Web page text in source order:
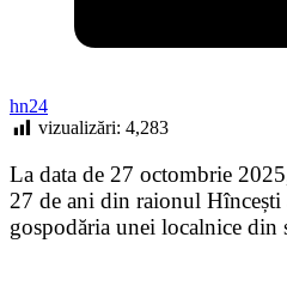
hn24
vizualizări: 4,283
La data de 27 octombrie
27 de ani din raionul Hîncești
gospodăria unei localnice din